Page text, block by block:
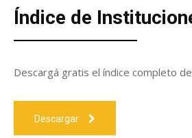
Índice de
Descargá gratis el índice completo
Descargar